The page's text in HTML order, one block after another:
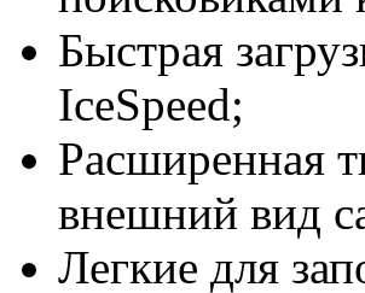
Быстрая
IceSpeed;
Расширенная
внешний вид
Легкие для